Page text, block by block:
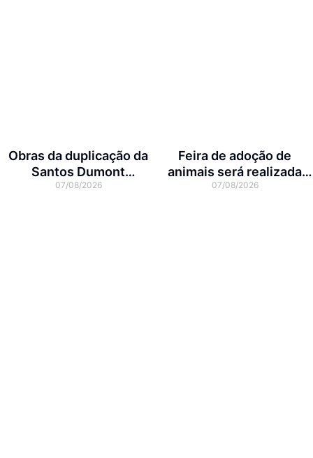
Obras da duplicação da
Santos Dumont
interditam cruzamento
07/08/2026
Feira de adoção de
animais será realizada
neste domingo na Arena
07/08/2026